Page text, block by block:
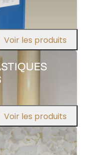
Voir les produits
Voir les produits